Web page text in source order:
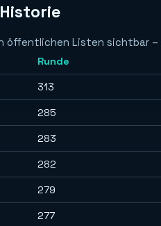
öffentlichen Listen sichtbar
Runde
313
285
283
282
279
277